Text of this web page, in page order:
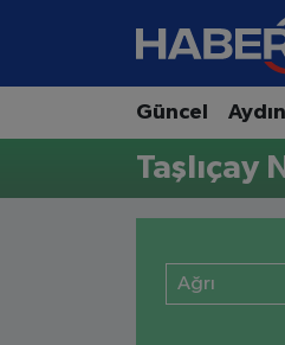
Güncel Aydın
Taşlıçay
Ağrı
Aydın Nöbetçi
Aydın Trafik Yoğunluk